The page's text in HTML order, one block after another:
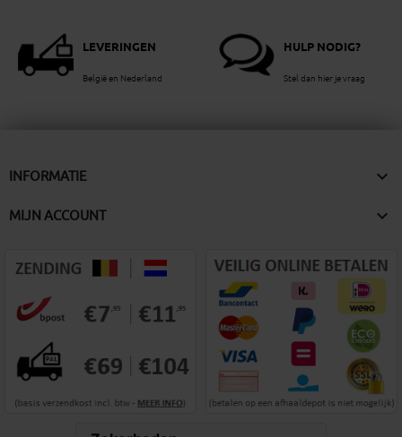
LEVERINGEN
België en Nederland
HULP NODIG?
Stel dan hier je vraag
INFORMATIE 
MIJN ACCOUNT 